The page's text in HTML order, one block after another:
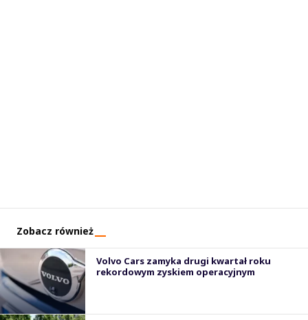
Zobacz również
Volvo Cars zamyka drugi kwartał roku
rekordowym zyskiem operacyjnym